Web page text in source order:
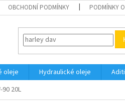
OBCHODNÍ PODMÍNKY PODMÍNKY
oleje Hydraulické oleje
90 20L